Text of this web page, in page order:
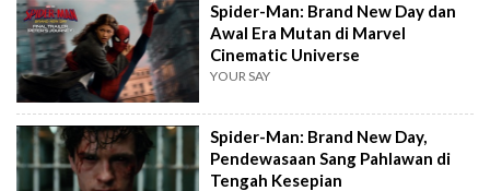
Spider-Man: Brand New Day dan
Awal Era Mutan di Marvel
Cinematic Universe
YOUR SAY
Spider-Man: Brand New Day,
Pendewasaan Sang Pahlawan di
Tengah Kesepian